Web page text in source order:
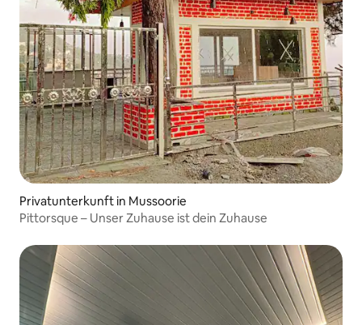
Privatunterkunft in Mussoorie
Pittorsque – Unser Zuhause ist dein Zuhause